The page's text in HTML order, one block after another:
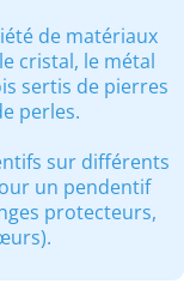
de matériaux
cristal, le métal
sertis de pierres
perles.
sur différents
un pendentif
protecteurs,